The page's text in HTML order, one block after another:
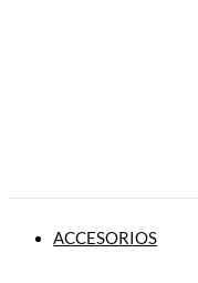
ACCESORIOS